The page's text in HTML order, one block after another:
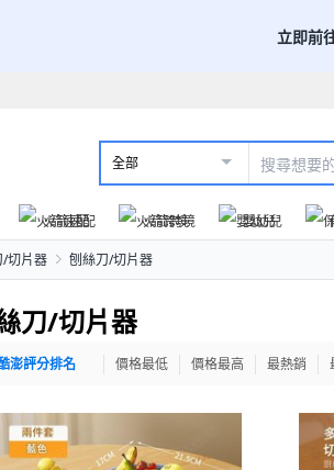
立即前
全部
火箭速配 火箭跨境 嬰幼兒
/切片器 刨絲刀/切片器
刀/切片器
澎評分排名 價格最低 價格最高 最熱銷